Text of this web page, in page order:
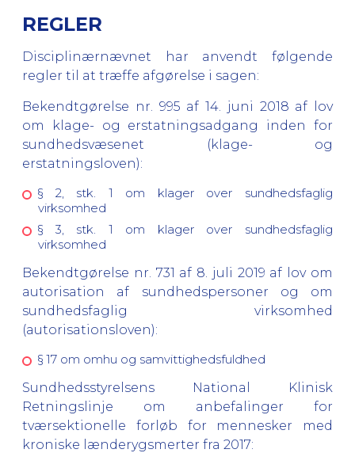
REGLER
Disciplinærnævnet har anvendt følgende
regler til at træffe afgørelse i sagen:
Bekendtgørelse nr. 995 af 14. juni 2018 af lov
om klage- og erstatningsadgang inden for
sundhedsvæsenet (klage- og
erstatningsloven):
§ 2, stk. 1 om klager over sundhedsfaglig
virksomhed
§ 3, stk. 1 om klager over sundhedsfaglig
virksomhed
Bekendtgørelse nr. 731 af 8. juli 2019 af lov om
autorisation af sundhedspersoner og om
sundhedsfaglig virksomhed
(autorisationsloven):
§ 17 om omhu og samvittighedsfuldhed
Sundhedsstyrelsens National Klinisk
Retningslinje om anbefalinger for
tværsektionelle forløb for mennesker med
kroniske lænderygsmerter fra 2017: